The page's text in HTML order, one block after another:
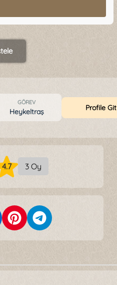
GÖREV
Heykeltraş Profile Git
4.7 3 Oy